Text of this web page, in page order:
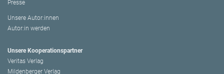
Presse
Unsere Autor:innen
Autor:in werden
Unsere Kooperationspartner
Veritas Verlag
Mildenberger Verlag